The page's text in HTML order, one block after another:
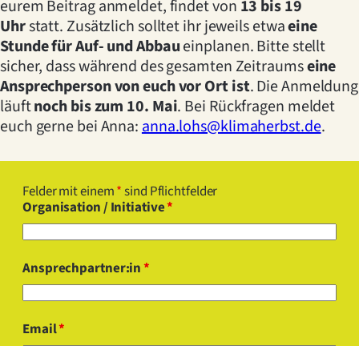
eurem Beitrag anmeldet, findet von 13 bis 19
Uhrstatt. Zusätzlich solltet ihr jeweils etwaeine
Stunde für Auf- und Abbaueinplanen. Bitte stellt
sicher, dass während des gesamten Zeitraumseine
Ansprechperson von euch vor Ort ist. Die Anmeldung
läuftnoch bis zum 10. Mai. Bei Rückfragen meldet
euch gerne bei Anna:anna.lohs@klimaherbst.de.
Felder mit einem*sind Pflichtfelder
Organisation / Initiative*
Ansprechpartner:in*
Email*